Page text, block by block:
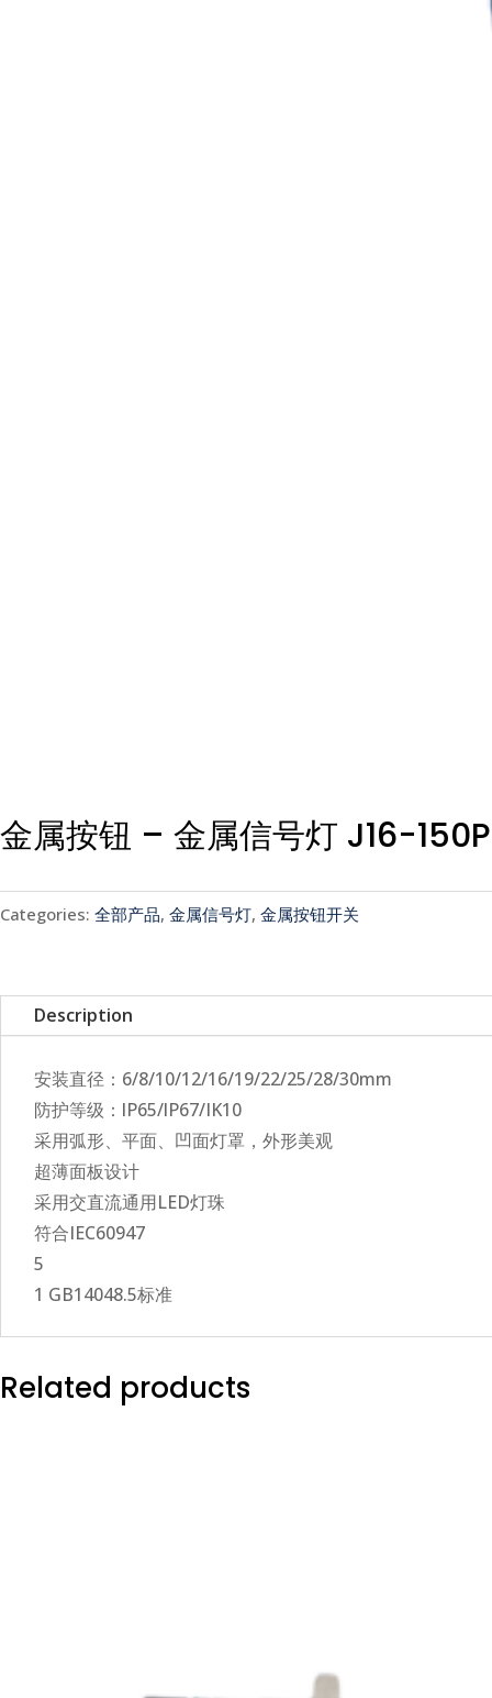
金属按钮 – 金属信号灯 J16-150P
Categories: 全部产品, 金属信号灯, 金属按钮开关
Description
安装直径：6/8/10/12/16/19/22/25/28/30mm
防护等级：lP65/lP67/IK10
采用弧形、平面、凹面灯罩，外形美观
超薄面板设计
采用交直流通用LED灯珠
符合IEC60947
5
1 GB14048.5标准
Related products